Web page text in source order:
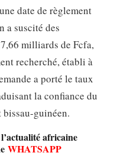
date de règlement
a suscité des
milliards de Fcfa,
recherché, établi à
a porté le taux
la confiance du
bissau-guinéen.
africaine
WHATSAPP